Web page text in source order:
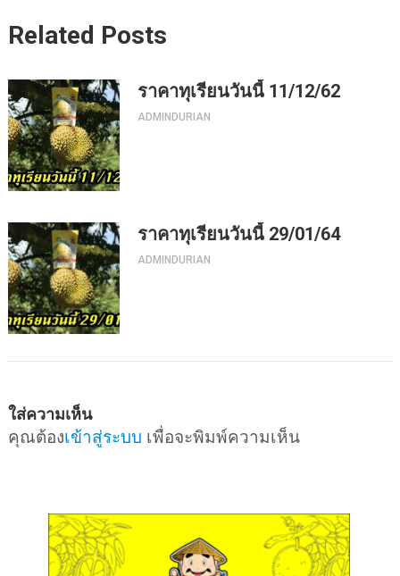
Related Posts
ราคาทุเรียนวันนี้ 11/12/62
ADMINDURIAN
ราคาทุเรียนวันนี้ 29/01/64
ADMINDURIAN
ใส่ความเห็น
คุณต้องเข้าสู่ระบบ เพื่อจะพิมพ์ความเห็น